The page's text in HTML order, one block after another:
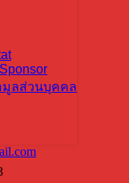
มูลส่วนบุคคล